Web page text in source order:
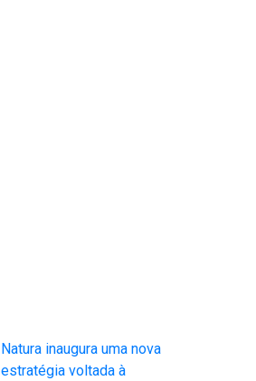
Natura inaugura uma nova
estratégia voltada à